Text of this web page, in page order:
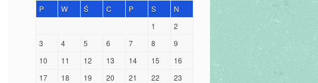
P W Ś C P S
N
1
2
3
4 5 6 7 8
9
10
11 12 13 14 15
16
17
18 19 20 21 22
23